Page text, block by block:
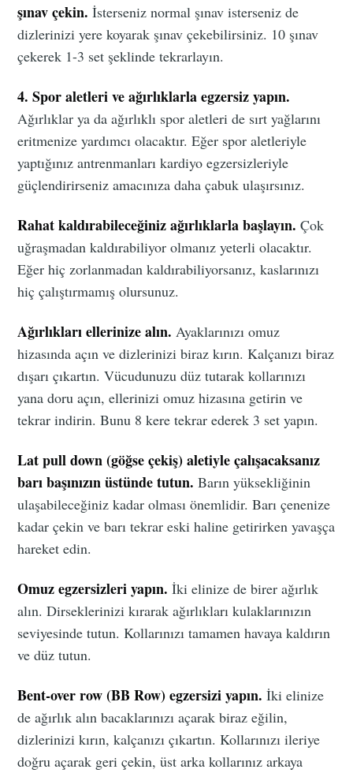
şınav çekin. İsterseniz normal şınav isterseniz de
dizlerinizi yere koyarak şınav çekebilirsiniz. 10 şınav
çekerek 1-3 set şeklinde tekrarlayın.
4. Spor aletleri ve ağırlıklarla egzersiz yapın.
Ağırlıklar ya da ağırlıklı spor aletleri de sırt yağlarını
eritmenize yardımcı olacaktır. Eğer spor aletleriyle
yaptığınız antrenmanları kardiyo egzersizleriyle
güçlendirirseniz amacınıza daha çabuk ulaşırsınız.
Rahat kaldırabileceğiniz ağırlıklarla başlayın. Çok
uğraşmadan kaldırabiliyor olmanız yeterli olacaktır.
Eğer hiç zorlanmadan kaldırabiliyorsanız, kaslarınızı
hiç çalıştırmamış olursunuz.
Ağırlıkları ellerinize alın. Ayaklarınızı omuz
hizasında açın ve dizlerinizi biraz kırın. Kalçanızı biraz
dışarı çıkartın. Vücudunuzu düz tutarak kollarınızı
yana doru açın, ellerinizi omuz hizasına getirin ve
tekrar indirin. Bunu 8 kere tekrar ederek 3 set yapın.
Lat pull down (göğse çekiş) aletiyle çalışacaksanız
barı başınızın üstünde tutun. Barın yüksekliğinin
ulaşabileceğiniz kadar olması önemlidir. Barı çenenize
kadar çekin ve barı tekrar eski haline getirirken yavaşça
hareket edin.
Omuz egzersizleri yapın. İki elinize de birer ağırlık
alın. Dirseklerinizi kırarak ağırlıkları kulaklarınızın
seviyesinde tutun. Kollarınızı tamamen havaya kaldırın
ve düz tutun.
Bent-over row (BB Row) egzersizi yapın. İki elinize
de ağırlık alın bacaklarınızı açarak biraz eğilin,
dizlerinizi kırın, kalçanızı çıkartın. Kollarınızı ileriye
doğru açarak geri çekin, üst arka kollarınız arkaya